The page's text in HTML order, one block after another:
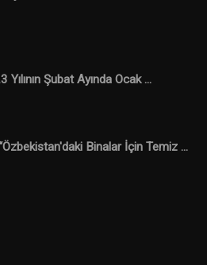
Şubat Ayında Ocak ...
Binalar İçin Temiz ...